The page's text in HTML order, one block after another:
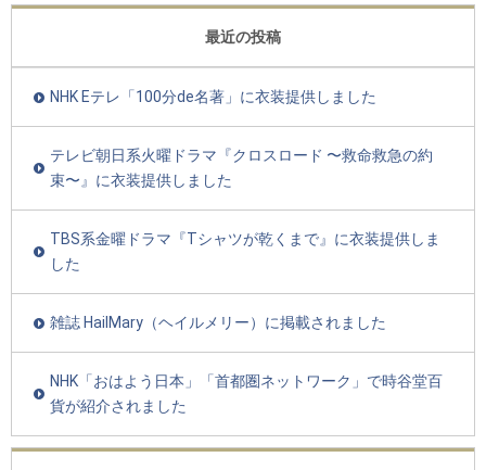
最近の投稿
NHK Eテレ「100分de名著」に衣装提供しました
テレビ朝日系火曜ドラマ『クロスロード 〜救命救急の約
束〜』に衣装提供しました
TBS系金曜ドラマ『Tシャツが乾くまで』に衣装提供しま
した
雑誌 HailMary（ヘイルメリー）に掲載されました
NHK「おはよう日本」「首都圏ネットワーク」で時谷堂百
貨が紹介されました